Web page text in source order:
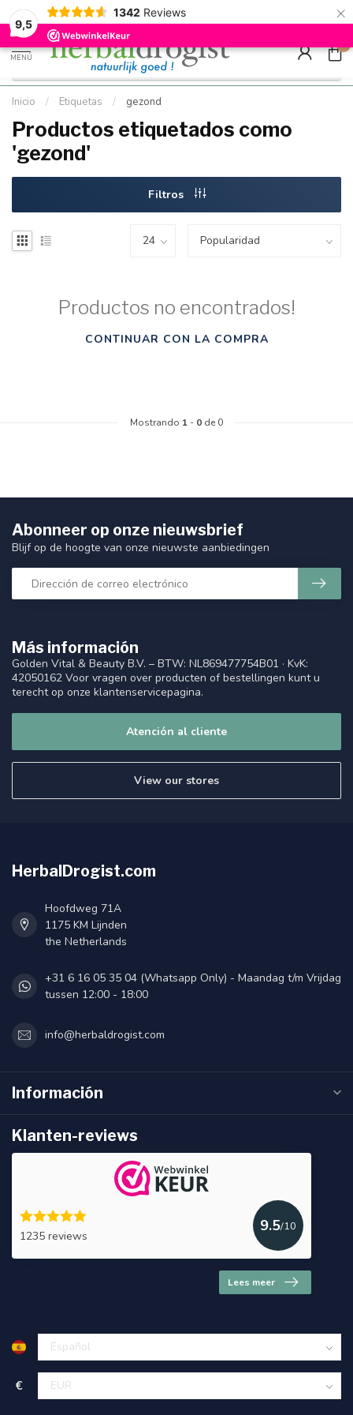
9,5
1342 Reviews ×
Kostenloser DE-Versand ab Mindestbestellwert |
Schnell geliefert
Minimum
Hızlı
MENÚ
0
Inicio / Etiquetas / gezond
Productos etiquetados como
'gezond'
Filtros
Productos no encontrados!
CONTINUAR CON LA COMPRA
Mostrando 1 - 0 de 0
Más información
Golden Vital & Beauty B.V. – BTW: NL869477754B01 · KvK:
42050162 Voor vragen over producten of bestellingen kunt u
terecht op onze klantenservicepagina.
Atención al cliente
View our stores
Abonneer op onze nieuwsbrief
Blijf op de hoogte van onze nieuwste aanbiedingen
HerbalDrogist.com
Hoofdweg 71A
1175 KM Lijnden
the Netherlands
+31 6 16 05 35 04 (Whatsapp Only) - Maandag t/m Vrijdag
tussen 12:00 - 18:00
info@herbaldrogist.com
Información
Klanten-reviews
1235 reviews
9.5/10
Lees meer
€